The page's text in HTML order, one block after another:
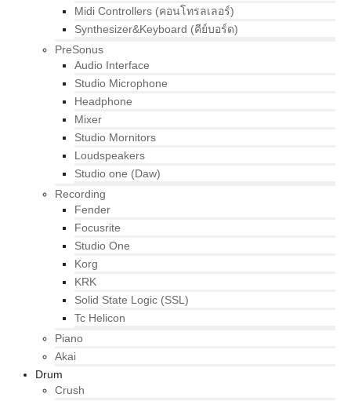
Midi Controllers (คอนโทรลเลอร์)
Synthesizer&Keyboard (คีย์บอร์ด)
PreSonus
Audio Interface
Studio Microphone
Headphone
Mixer
Studio Mornitors
Loudspeakers
Studio one (Daw)
Recording
Fender
Focusrite
Studio One
Korg
KRK
Solid State Logic (SSL)
Tc Helicon
Piano
Akai
Drum
Crush